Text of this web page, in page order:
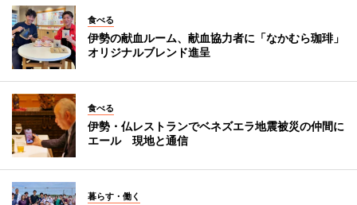
食べる
伊勢の献血ルーム、献血協力者に「なかむら珈琲」
オリジナルブレンド進呈
食べる
伊勢・仏レストランでベネズエラ地震被災の仲間に
エール 現地と通信
暮らす・働く